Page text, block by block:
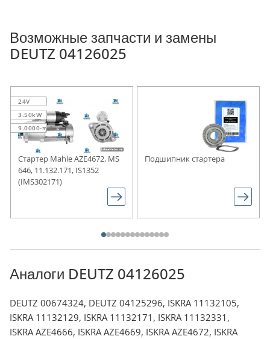
Возможные запчасти и замены
DEUTZ 04126025
24V
3.50kW
9.0000-зуб.
Стартер Mahle AZE4672, MS
646, 11.132.171, IS1352
(IMS302171)
Подшипник стартера
Аналоги DEUTZ 04126025
DEUTZ 00674324, DEUTZ 04125296, ISKRA 11132105,
ISKRA 11132129, ISKRA 11132171, ISKRA 11132331,
ISKRA AZE4666, ISKRA AZE4669, ISKRA AZE4672, ISKRA